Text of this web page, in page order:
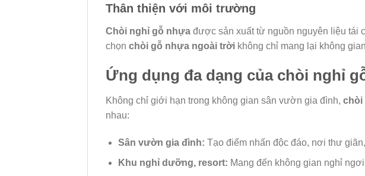
Thân thiện với môi trường
Chòi nghỉ gỗ nhựa được sản xuất từ nguồn nguyên liệu tái
chọn chòi gỗ nhựa ngoài trời không chỉ mang lại không
Ứng dụng đa dạng của chòi nghỉ
Không chỉ giới hạn trong không gian sân vườn gia đình, chòi
nhau:
Sân vườn gia đình: Tạo điểm nhấn độc đáo, nơi thư
Khu nghỉ dưỡng, resort: Mang đến không gian nghỉ